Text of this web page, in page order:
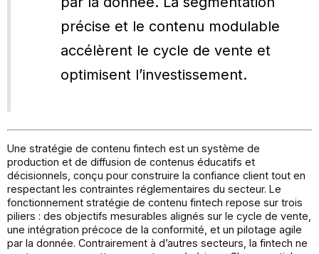
précise et le contenu modulable
accélèrent le cycle de vente et
optimisent l’investissement.
Une stratégie de contenu fintech est un système de
production et de diffusion de contenus éducatifs et
décisionnels, conçu pour construire la confiance client tout en
respectant les contraintes réglementaires du secteur. Le
fonctionnement stratégie de contenu fintech repose sur trois
piliers : des objectifs mesurables alignés sur le cycle de vente,
une intégration précoce de la conformité, et un pilotage agile
par la donnée. Contrairement à d’autres secteurs, la fintech ne